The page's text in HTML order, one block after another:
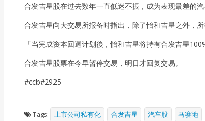
合发吉星股在过去数年一直低迷不振，成为表现最差的汽
合发吉星向大交易所报备时指出，除了怡和吉星之外，
「当完成资本回退计划後，怡和吉星将持有合发吉星
合发吉星股票在今早暂停交易，明日才回复交易。
#ccb#2925
Tags: 上市公司私有化 合发吉星 汽车股 马赛地